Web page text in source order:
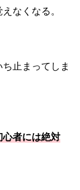
なくなる。
止まってしま
者には絶対